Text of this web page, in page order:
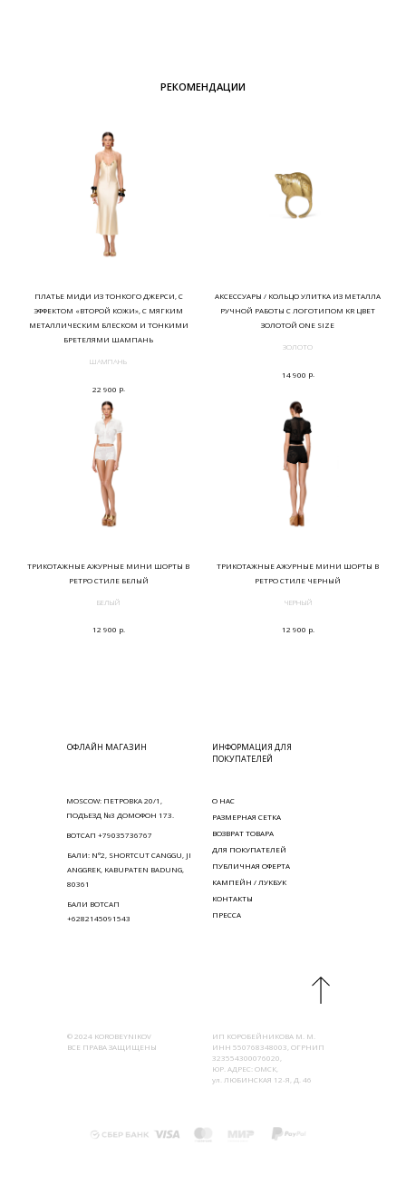
РЕКОМЕНДАЦИИ
ПЛАТЬЕ МИДИ ИЗ ТОНКОГО ДЖЕРСИ, С
ЭФФЕКТОМ «ВТОРОЙ КОЖИ», С МЯГКИМ
МЕТАЛЛИЧЕСКИМ БЛЕСКОМ И ТОНКИМИ
БРЕТЕЛЯМИ ШАМПАНЬ
ШАМПАНЬ
22 900 р.
АКСЕССУАРЫ / КОЛЬЦО УЛИТКА ИЗ МЕТАЛЛА
РУЧНОЙ РАБОТЫ С ЛОГОТИПОМ KR ЦВЕТ
ЗОЛОТОЙ ONE SIZE
ЗОЛОТО
14 900 р.
ТРИКОТАЖНЫЕ АЖУРНЫЕ МИНИ ШОРТЫ В
РЕТРО СТИЛЕ БЕЛЫЙ
БЕЛЫЙ
12 900 р.
ТРИКОТАЖНЫЕ АЖУРНЫЕ МИНИ ШОРТЫ В
РЕТРО СТИЛЕ ЧЕРНЫЙ
ЧЕРНЫЙ
12 900 р.
КОНТАКТЫ
ПРЕССА
ВОЗВРАТ ТОВАРА
ДЛЯ ПОКУПАТЕЛЕЙ
О НАС
© 2024 KOROBEYNIKOV
ВСЕ ПРАВА ЗАЩИЩЕНЫ
ИП КОРОБЕЙНИКОВА М. М.
ИНН 550768348003, ОГРНИП
323554300076020,
ЮР. АДРЕС: ОМСК,
ул. ЛЮБИНСКАЯ 12-Я, Д. 46
РАЗМЕРНАЯ СЕТКА
ОФЛАЙН МАГАЗИН
ИНФОРМАЦИЯ ДЛЯ
ПОКУПАТЕЛЕЙ
ПУБЛИЧНАЯ ОФЕРТА
КАМПЕЙН / ЛУКБУК
БАЛИ: N°2, SHORTCUT CANGGU, JI
ANGGREK, KABUPATEN BADUNG,
80361
MOSCOW: ПЕТРОВКА 20/1,
ПОДЪЕЗД №3 ДОМОФОН 173.
БАЛИ ВОТСАП
+6282145091543
ВОТСАП +79035736767